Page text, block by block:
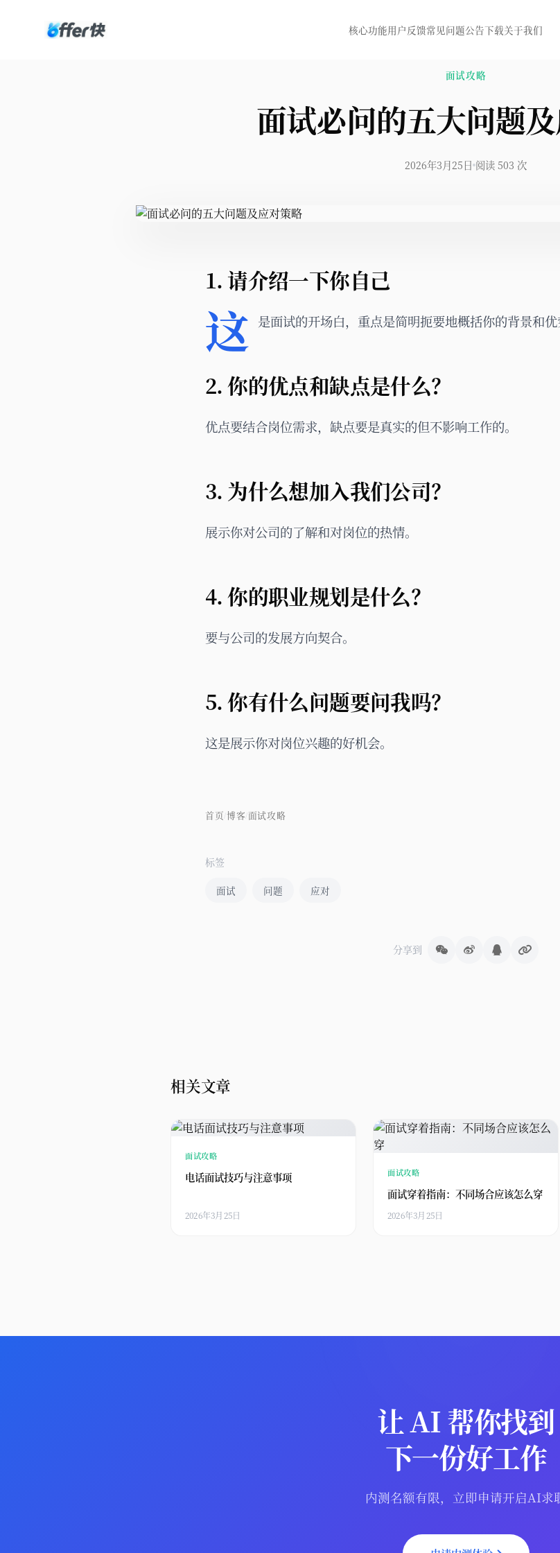
核心功能用户反馈常见问题公告下载关于我们
面试攻略
面试必问的五大问题
2026年3月25日 阅读 503 次
1. 请介绍一下你自己
这 是面试的开场白，重点是简明扼要地概括你的背景和优
2. 你的优点和缺点是什么？
优点要结合岗位需求，缺点要是真实的但不影响工作的。
3. 为什么想加入我们公司？
展示你对公司的了解和对岗位的热情。
4. 你的职业规划是什么？
要与公司的发展方向契合。
5. 你有什么问题要问我吗？
这是展示你对岗位兴趣的好机会。
首页 博客 面试攻略
标签
面试 问题 应对
分享到
相关文章
面试攻略
电话面试技巧与注意事项
2026年3月25日
面试攻略
面试穿着指南：不同场合应该怎么穿
2026年3月25日
让 AI 帮你找到
下一份好工作
内测名额有限，立即申请开启AI求